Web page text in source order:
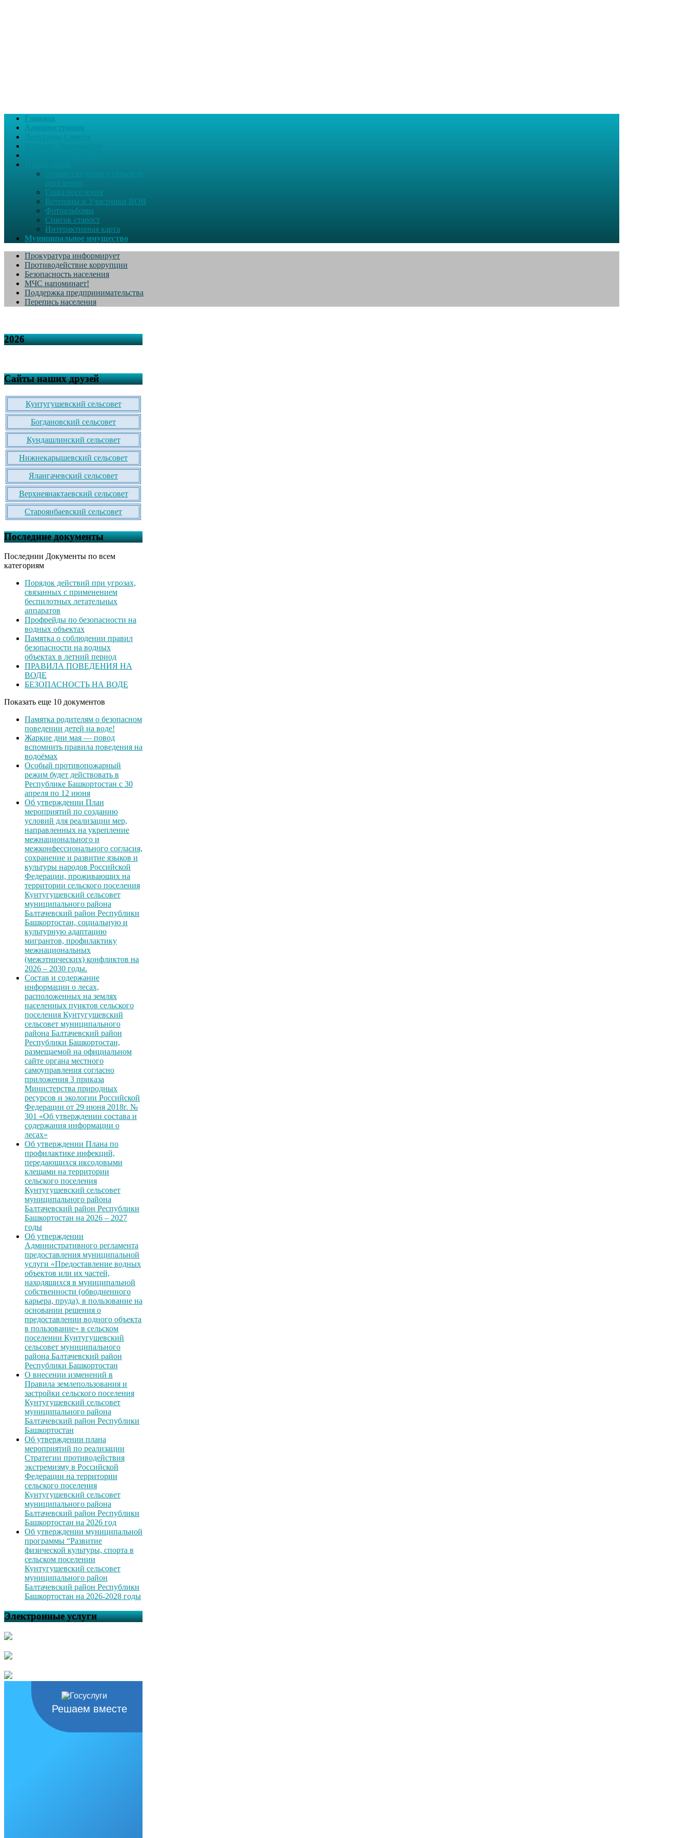
Главная
поселении
Глава поселения
Ветераны и Участники ВОВ
Фотоальбомы
Список старост
Интерактивная карта
Муниципальное имущество
Прокуратура информирует
Противодействие коррупции
Безопасность населения
МЧС напоминает!
Поддержка предпринимательства
Перепись населения
2026
Сайты наших друзей
Кунтугушевский сельсовет
Богдановский сельсовет
Кундашлинский сельсовет
Нижнекарышевский сельсовет
Ялангачевский сельсовет
Верхнеянактаевский сельсовет
Староянбаевский сельсовет
Последние документы
Последнии Документы по всем
категориям
Порядок действий при угрозах,
связанных с применением
беспилотных летательных
аппаратов
Профрейды по безопасности на
водных объектах
Памятка о соблюдении правил
безопасности на водных
объектах в летний период
ПРАВИЛА ПОВЕДЕНИЯ НА
ВОДЕ
БЕЗОПАСНОСТЬ НА ВОДЕ
Показать еще 10 документов
Памятка родителям о безопасном
поведении детей на воде!
Жаркие дни мая — повод
вспомнить правила поведения на
водоёмах
Особый противопожарный
режим будет действовать в
Республике Башкортостан с 30
апреля по 12 июня
Об утверждении План
мероприятий по созданию
условий для реализации мер,
направленных на укрепление
межнационального и
межконфессионального согласия,
сохранение и развитие языков и
культуры народов Российской
Федерации, проживающих на
территории сельского поселения
Кунтугушевский сельсовет
муниципального района
Балтачевский район Республики
Башкортостан, социальную и
культурную адаптацию
мигрантов, профилактику
межнациональных
(межэтнических) конфликтов на
2026 – 2030 годы.
Состав и содержание
информации о лесах,
расположенных на землях
населенных пунктов сельского
поселения Кунтугушевский
сельсовет муниципального
района Балтачевский район
Республики Башкортостан,
размещаемой на официальном
сайте органа местного
самоуправления согласно
приложения 3 приказа
Министерства природных
ресурсов и экологии Российской
Федерации от 29 июня 2018г. №
301 «Об утверждении состава и
содержания информации о
лесах»
Об утверждении Плана по
профилактике инфекций,
передающихся иксодовыми
клещами на территории
сельского поселения
Кунтугушевский сельсовет
муниципального района
Балтачевский район Республики
Башкортостан на 2026 – 2027
годы
Об утверждении
Административного регламента
предоставления муниципальной
услуги «Предоставление водных
объектов или их частей,
находящихся в муниципальной
собственности (обводненного
карьера, пруда), в пользование на
основании решения о
предоставлении водного объекта
в пользование» в сельском
поселении Кунтугушевский
сельсовет муниципального
района Балтачевский район
Республики Башкортостан
О внесении изменений в
Правила землепользования и
застройки сельского поселения
Кунтугушевский сельсовет
муниципального района
Балтачевский район Республики
Башкортостан
Об утверждении плана
мероприятий по реализации
Стратегии противодействия
экстремизму в Российской
Федерации на территории
сельского поселения
Кунтугушевский сельсовет
муниципального района
Балтачевский район Республики
Башкортостан на 2026 год
Об утверждении муниципальной
программы “Развитие
физической культуры, спорта в
сельском поселении
Кунтугушевский сельсовет
муниципального район
Балтачевский район Республики
Башкортостан на 2026-2028 годы
Электронные услуги
Решаем вместе